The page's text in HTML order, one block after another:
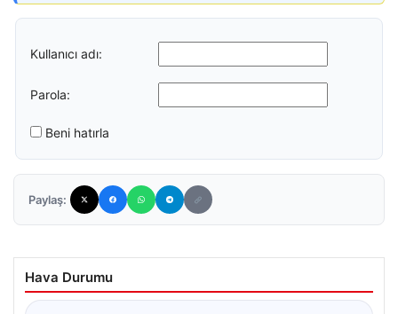
Kullanıcı adı:
Parola:
Beni hatırla
Paylaş:
Hava Durumu